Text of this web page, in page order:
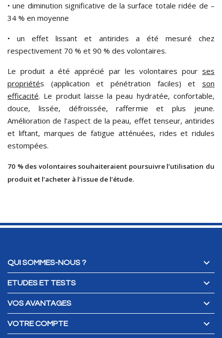
• une diminution significative de la surface totale ridée de –
34 % en moyenne
• un effet lissant et antirides a été mesuré chez
respectivement 70 % et 90 % des volontaires.
Le produit a été apprécié par les volontaires pour ses
propriétés (application et pénétration faciles) et son
efficacité. Le produit laisse la peau hydratée, confortable,
douce, lissée, défroissée, raffermie et plus jeune.
Amélioration de l’aspect de la peau, effet tenseur, antirides
et liftant, marques de fatigue atténuées, rides et ridules
estompées.
70 % des volontaires souhaiteraient poursuivre l’utilisation du
produit et l’acheter à l’issue de l’étude.
QUI SOMMES-NOUS ? 
ETUDES ET TESTS 
VOS AVANTAGES 
VOTRE COMPTE 